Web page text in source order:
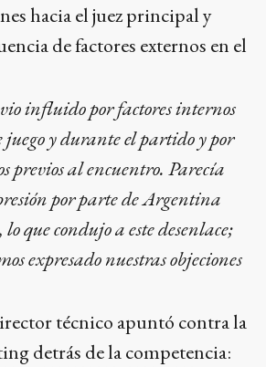
hacia el juez principal y
de factores externos en el
influido por factores internos
juego y durante el partido y por
previos al encuentro. Parecía
por parte de Argentina
que condujo a este desenlace;
expresado nuestras objeciones
técnico apuntó contra la
detrás de la competencia: